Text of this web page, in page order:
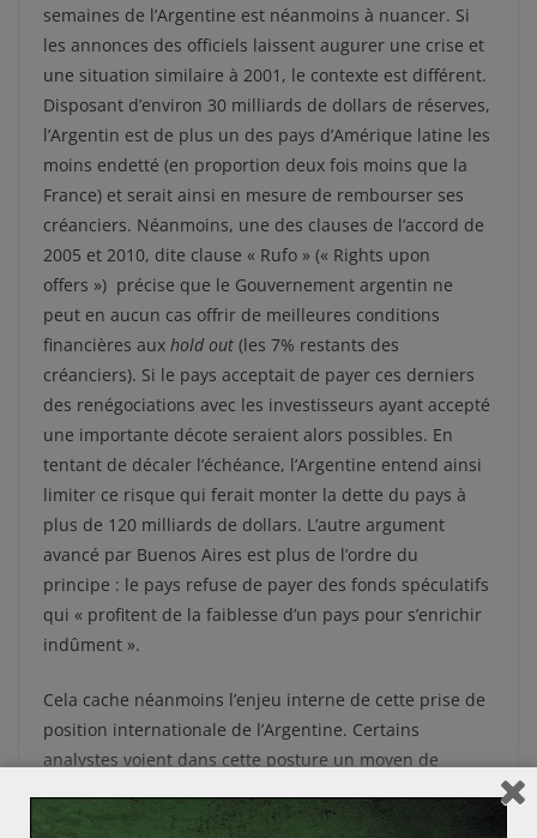
semaines de l’Argentine est néanmoins à nuancer. Si
les annonces des officiels laissent augurer une crise et
une situation similaire à 2001, le contexte est différent.
Disposant d’environ 30 milliards de dollars de réserves,
l’Argentin est de plus un des pays d’Amérique latine les
moins endetté (en proportion deux fois moins que la
France) et serait ainsi en mesure de rembourser ses
créanciers. Néanmoins, une des clauses de l’accord de
2005 et 2010, dite clause « Rufo » (« Rights upon
offers ») précise que le Gouvernement argentin ne
peut en aucun cas offrir de meilleures conditions
financières aux hold out (les 7% restants des
créanciers). Si le pays acceptait de payer ces derniers
des renégociations avec les investisseurs ayant accepté
une importante décote seraient alors possibles. En
tentant de décaler l’échéance, l’Argentine entend ainsi
limiter ce risque qui ferait monter la dette du pays à
plus de 120 milliards de dollars. L’autre argument
avancé par Buenos Aires est plus de l’ordre du
principe : le pays refuse de payer des fonds spéculatifs
qui « profitent de la faiblesse d’un pays pour s’enrichir
indûment ».
Cela cache néanmoins l’enjeu interne de cette prise de
position internationale de l’Argentine. Certains
analystes voient dans cette posture un moyen de
économique interne, voire à lui trouver des causes